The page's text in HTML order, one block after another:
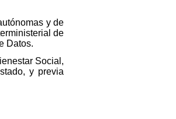
y de
de
Datos.
Social,
y previa